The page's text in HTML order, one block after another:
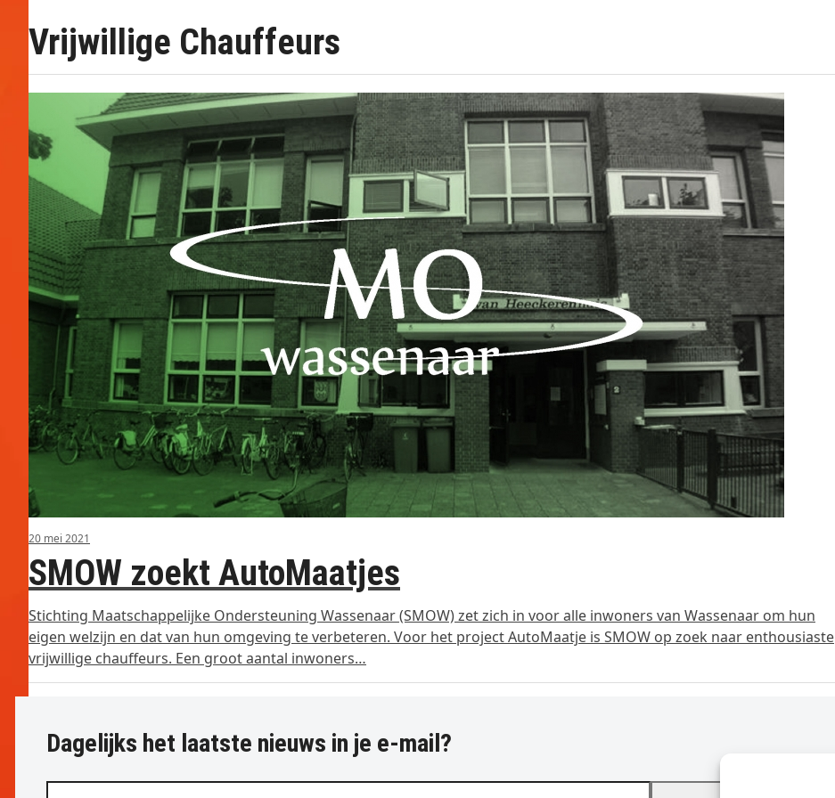
Vrijwillige Chauffeurs
20 mei 2021
SMOW zoekt AutoMaatjes
Stichting Maatschappelijke Ondersteuning Wassenaar (SMOW) zet zich in voor alle inwoners van Wassenaar om hun
eigen welzijn en dat van hun omgeving te verbeteren. Voor het project AutoMaatje is SMOW op zoek naar enthousiaste
vrijwillige chauffeurs. Een groot aantal inwoners…
Dagelijks het laatste nieuws in je e-mail?